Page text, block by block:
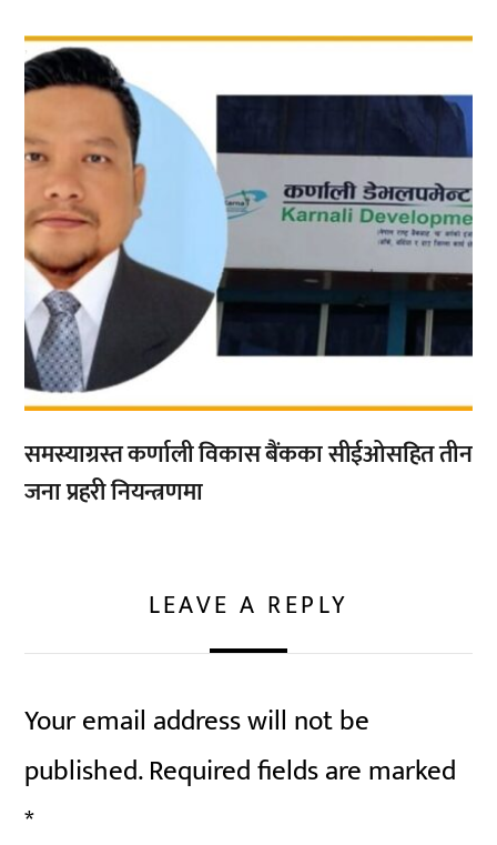
,
समस्याग्रस्त कर्णाली विकास बैंकका सीईओसहित तीन
जना प्रहरी नियन्त्रणमा
LEAVE A REPLY
Your email address will not be
published.Required fields are marked
*